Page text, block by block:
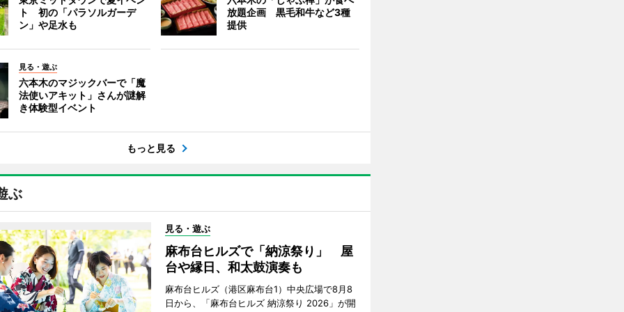
ト 初の「パラソルガーデ
ン」や足水も
放題企画 黒毛和牛など3種
提供
見る・遊ぶ
六本木のマジックバーで「魔
法使いアキット」さんが謎解
き体験型イベント
もっと見る
ぶ
見る・遊ぶ
麻布台ヒルズで「納涼祭り」 屋
台や縁日、和太鼓演奏も
麻布台ヒルズ（港区麻布台1）中央広場で8月8
日から、「麻布台ヒルズ 納涼祭り 2026」が開